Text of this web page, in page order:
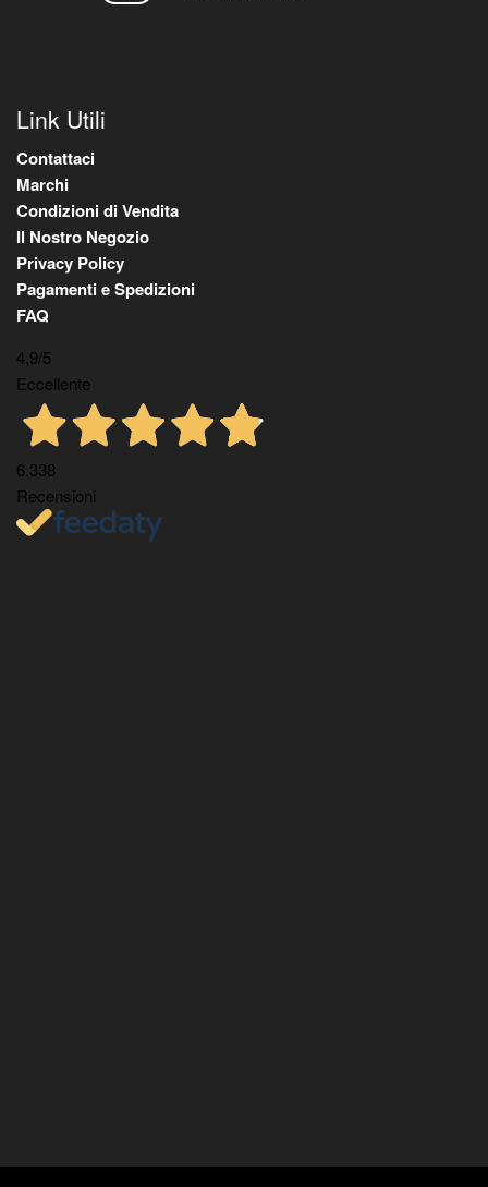
Link Utili
Contattaci
Marchi
Condizioni di Vendita
Il Nostro Negozio
Privacy Policy
Pagamenti e Spedizioni
FAQ
4,9/5
Eccellente
6.338
Recensioni